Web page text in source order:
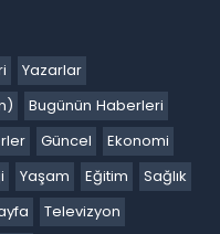
Yazarlar
Bugünün Haberleri
Güncel
Ekonomi
Yaşam Eğitim
Sağlık
Televizyon